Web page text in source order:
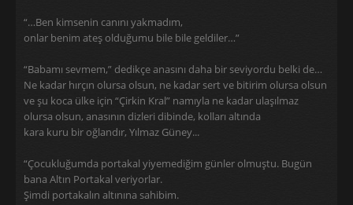
“…Ben kimsenin canını yakmadım,
onlar benim ateş olduğumu bile bile geldiler…”
“Babamı sevmem,” dedikçe anasını daha bir seviyordu belki de…
Ne kadar hırçın olursa olsun, ne kadar sert ve bitirim olursa olsun
ve şu koca ülke için “Çirkin Kral” namıyla ne kadar ulaşılmaz
olursa olsun, anasının dizleri dibinde, kolları altında
kara kuru bir oğlandır, Yılmaz Güney...
“Çocukluğumda portakal yiyemediğim günler olmuştu. Bugün
bana Altın Portakal veriyorlar.
Şimdi portakalın altınına sahibim.